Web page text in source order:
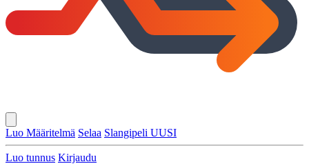
Luo Määritelmä Selaa Slangipeli UUSI
Luo tunnus Kirjaudu